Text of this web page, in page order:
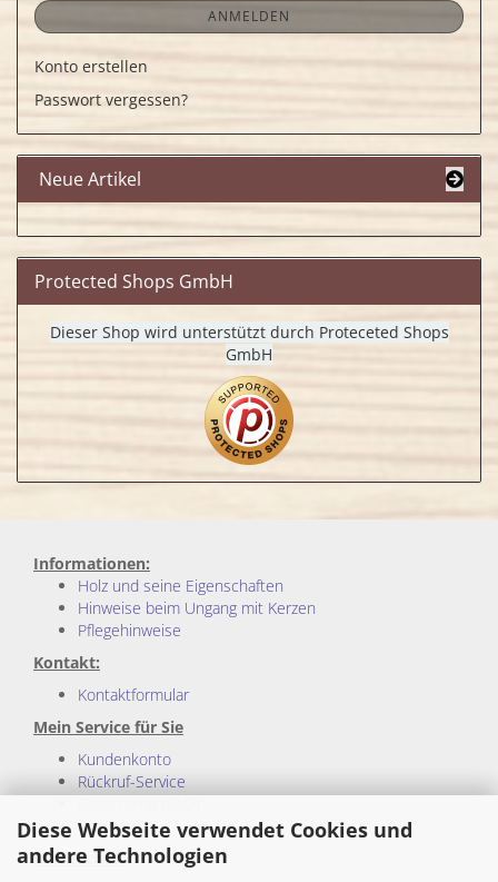
Diese Webseite verwendet Cookies und
andere Technologien
ANMELDEN
Konto erstellen
Passwort vergessen?
Neue Artikel
Protected Shops GmbH
Dieser Shop wird unterstützt durch Proteceted Shops
GmbH
Informationen:
Holz und seine Eigenschaften
Hinweise beim Ungang mit Kerzen
Pflegehinweise
Kontakt:
Kontaktformular
Mein Service für Sie
Kundenkonto
Rückruf-Service
Sitemap
Rechtliches: